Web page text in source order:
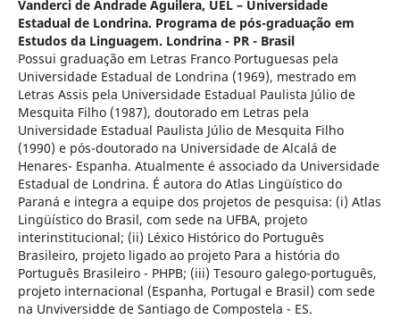
Vanderci de Andrade Aguilera, UEL – Universidade
Estadual de Londrina. Programa de pós-graduação em
Estudos da Linguagem. Londrina - PR - Brasil
Possui graduação em Letras Franco Portuguesas pela
Universidade Estadual de Londrina (1969), mestrado em
Letras Assis pela Universidade Estadual Paulista Júlio de
Mesquita Filho (1987), doutorado em Letras pela
Universidade Estadual Paulista Júlio de Mesquita Filho
(1990) e pós-doutorado na Universidade de Alcalá de
Henares- Espanha. Atualmente é associado da Universidade
Estadual de Londrina. É autora do Atlas Lingüístico do
Paraná e integra a equipe dos projetos de pesquisa: (i) Atlas
Lingüístico do Brasil, com sede na UFBA, projeto
interinstitucional; (ii) Léxico Histórico do Português
Brasileiro, projeto ligado ao projeto Para a história do
Português Brasileiro - PHPB; (iii) Tesouro galego-português,
projeto internacional (Espanha, Portugal e Brasil) com sede
na Unviversidde de Santiago de Compostela - ES.